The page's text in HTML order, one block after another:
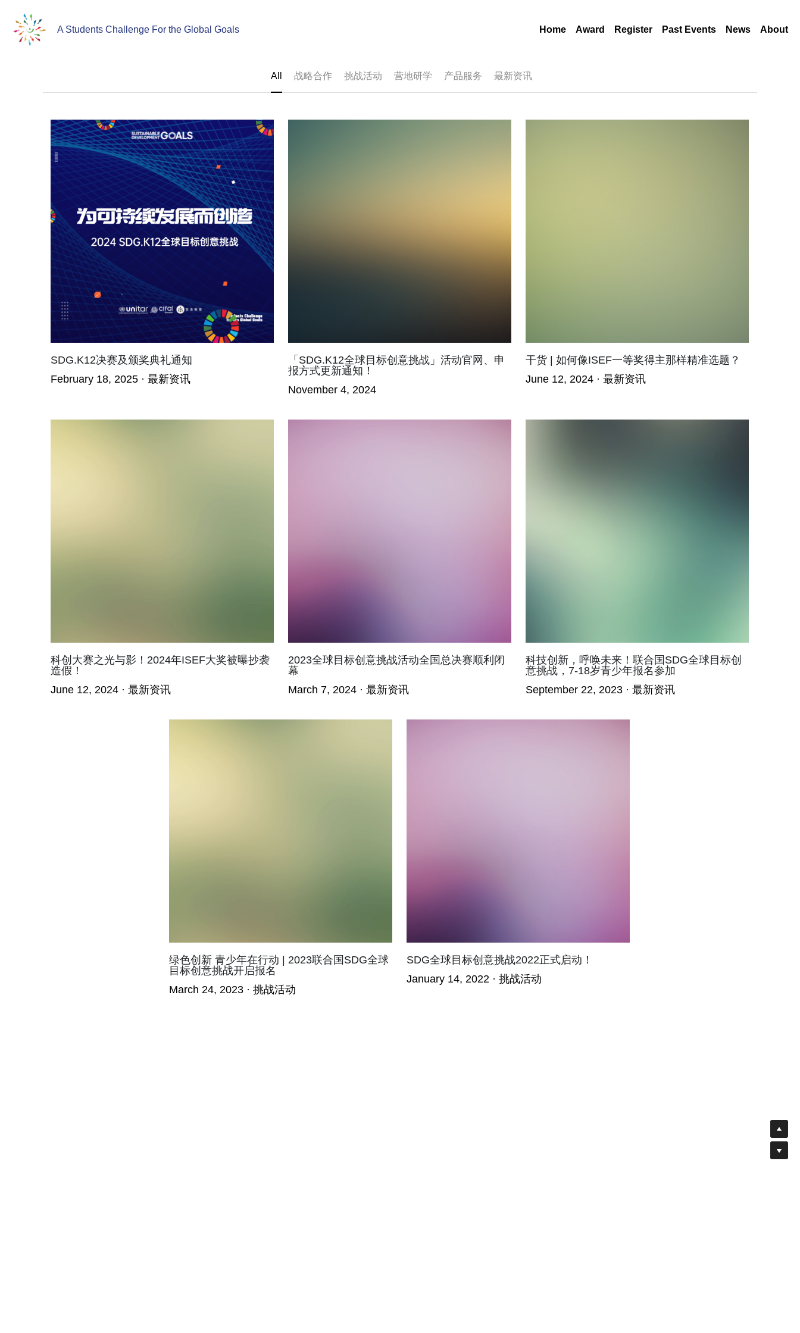
A Students Challenge For the Global Goals Home Award Register Past Events News About
All 战略合作 挑战活动 营地研学 产品服务 最新资讯
SDG.K12决赛及颁奖典礼通知
February 18, 2025· 最新资讯
「SDG.K12全球目标创意挑战」活动官网、申
报方式更新通知！
November 4, 2024
干货 | 如何像ISEF一等奖得主那样精准选题？
June 12, 2024· 最新资讯
科创大赛之光与影！2024年ISEF大奖被曝抄袭
造假！
June 12, 2024· 最新资讯
2023全球目标创意挑战活动全国总决赛顺利闭
幕
March 7, 2024· 最新资讯
科技创新，呼唤未来！联合国SDG全球目标创
意挑战，7-18岁青少年报名参加
September 22, 2023· 最新资讯
绿色创新 青少年在行动 | 2023联合国SDG全球
目标创意挑战开启报名
March 24, 2023 ·挑战活动
SDG全球目标创意挑战2022正式启动！
January 14, 2022 ·挑战活动